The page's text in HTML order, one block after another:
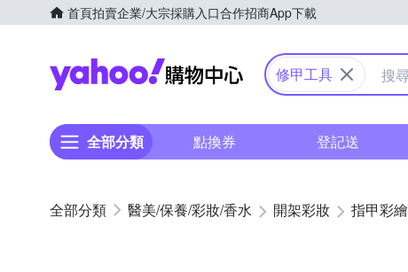
首頁拍賣企業/大宗採購入口合作招商App下載
Yahoo購物中心
修甲工具
全部分類 點換券 登記送
醫美/保養/彩妝/香水 開架彩妝 指甲彩繪